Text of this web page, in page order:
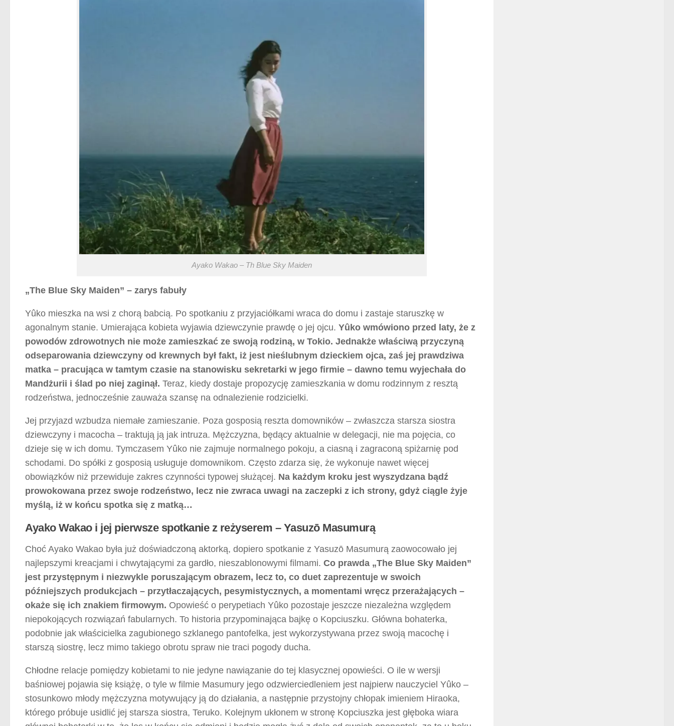
Ayako Wakao – Th Blue Sky Maiden
„The Blue Sky Maiden” – zarys fabuły
Yûko mieszka na wsi z chorą babcią. Po spotkaniu z przyjaciółkami wraca do domu i zastaje staruszkę w
agonalnym stanie. Umierająca kobieta wyjawia dziewczynie prawdę o jej ojcu. Yûko wmówiono przed laty, że z
powodów zdrowotnych nie może zamieszkać ze swoją rodziną, w Tokio. Jednakże właściwą przyczyną
odseparowania dziewczyny od krewnych był fakt, iż jest nieślubnym dzieckiem ojca, zaś jej prawdziwa
matka – pracująca w tamtym czasie na stanowisku sekretarki w jego firmie – dawno temu wyjechała do
Mandżurii i ślad po niej zaginął. Teraz, kiedy dostaje propozycję zamieszkania w domu rodzinnym z resztą
rodzeństwa, jednocześnie zauważa szansę na odnalezienie rodzicielki.
Jej przyjazd wzbudza niemałe zamieszanie. Poza gosposią reszta domowników – zwłaszcza starsza siostra
dziewczyny i macocha – traktują ją jak intruza. Mężczyzna, będący aktualnie w delegacji, nie ma pojęcia, co
dzieje się w ich domu. Tymczasem Yûko nie zajmuje normalnego pokoju, a ciasną i zagraconą spiżarnię pod
schodami. Do spółki z gosposią usługuje domownikom. Często zdarza się, że wykonuje nawet więcej
obowiązków niż przewiduje zakres czynności typowej służącej. Na każdym kroku jest wyszydzana bądź
prowokowana przez swoje rodzeństwo, lecz nie zwraca uwagi na zaczepki z ich strony, gdyż ciągle żyje
myślą, iż w końcu spotka się z matką…
Ayako Wakao i jej pierwsze spotkanie z reżyserem – Yasuzō Masumurą
Choć Ayako Wakao była już doświadczoną aktorką, dopiero spotkanie z Yasuzō Masumurą zaowocowało jej
najlepszymi kreacjami i chwytającymi za gardło, nieszablonowymi filmami. Co prawda „The Blue Sky Maiden”
jest przystępnym i niezwykle poruszającym obrazem, lecz to, co duet zaprezentuje w swoich
późniejszych produkcjach – przytłaczających, pesymistycznych, a momentami wręcz przerażających –
okaże się ich znakiem firmowym. Opowieść o perypetiach Yûko pozostaje jeszcze niezależna względem
niepokojących rozwiązań fabularnych. To historia przypominająca bajkę o Kopciuszku. Główna bohaterka,
podobnie jak właścicielka zagubionego szklanego pantofelka, jest wykorzystywana przez swoją macochę i
starszą siostrę, lecz mimo takiego obrotu spraw nie traci pogody ducha.
Chłodne relacje pomiędzy kobietami to nie jedyne nawiązanie do tej klasycznej opowieści. O ile w wersji
baśniowej pojawia się książę, o tyle w filmie Masumury jego odzwierciedleniem jest najpierw nauczyciel Yûko –
stosunkowo młody mężczyzna motywujący ją do działania, a następnie przystojny chłopak imieniem Hiraoka,
którego próbuje usidlić jej starsza siostra, Teruko. Kolejnym ukłonem w stronę Kopciuszka jest głęboka wiara